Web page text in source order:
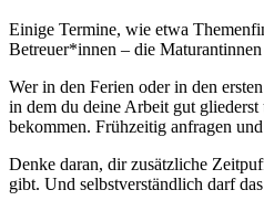
Einige Termine, wie etwa
Betreuer*innen – die
Wer in den Ferien oder in den
in dem du deine Arbeit gut
bekommen. Frühzeitig anfragen
Denke daran, dir zusätzliche
gibt. Und selbstverständlich darf